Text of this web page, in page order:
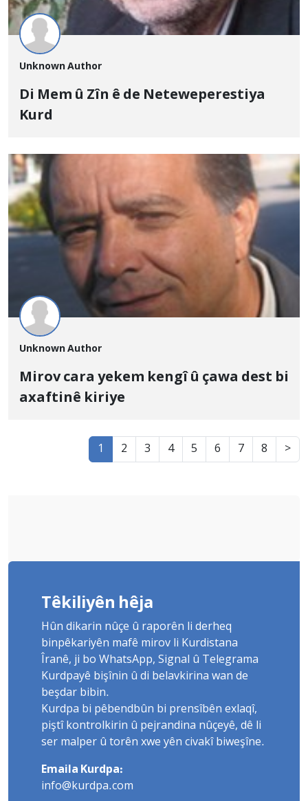
Unknown Author
Di Mem û Zîn ê de Neteweperestiya
Kurd
Unknown Author
Mirov cara yekem kengî û çawa dest bi
axaftinê kiriye
1 2 3 4 5 6 7 8 >
Têkiliyên hêja
Hûn dikarin nûçe û raporên li derheq
binpêkariyên mafê mirov li Kurdistana
Îranê, ji bo WhatsApp, Signal û Telegrama
Kurdpayê bişînin û di belavkirina wan de
beşdar bibin.
Kurdpa bi pêbendbûn bi prensîbên exlaqî,
piştî kontrolkirin û pejrandina nûçeyê, dê li
ser malper û torên xwe yên civakî biweşîne.
Emaila Kurdpa:
info@kurdpa.com